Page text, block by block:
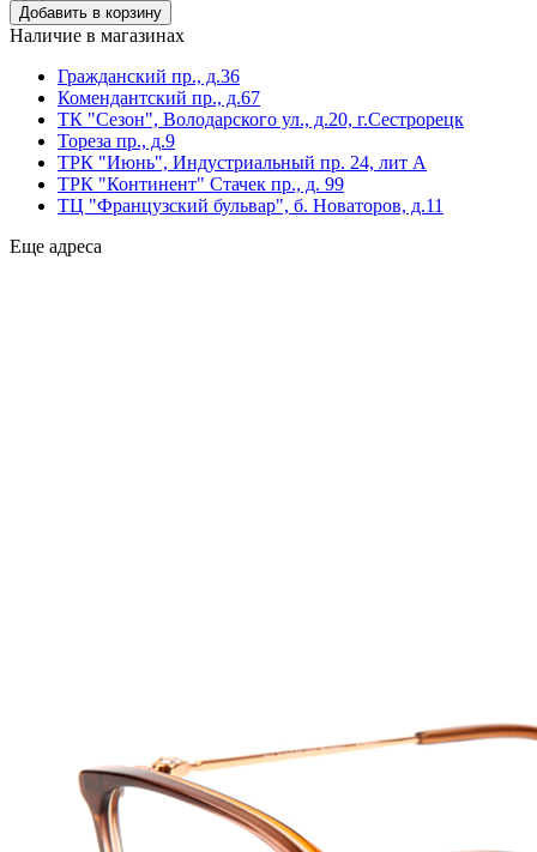
Наличие в магазинах
Гражданский пр., д.36
Комендантский пр., д.67
ТК "Сезон", Володарского ул., д.20, г.Сестрорецк
Тореза пр., д.9
ТРК "Июнь", Индустриальный пр. 24, лит А
ТРК "Континент" Стачек пр., д. 99
ТЦ "Французский бульвар", б. Новаторов, д.11
Еще адреса